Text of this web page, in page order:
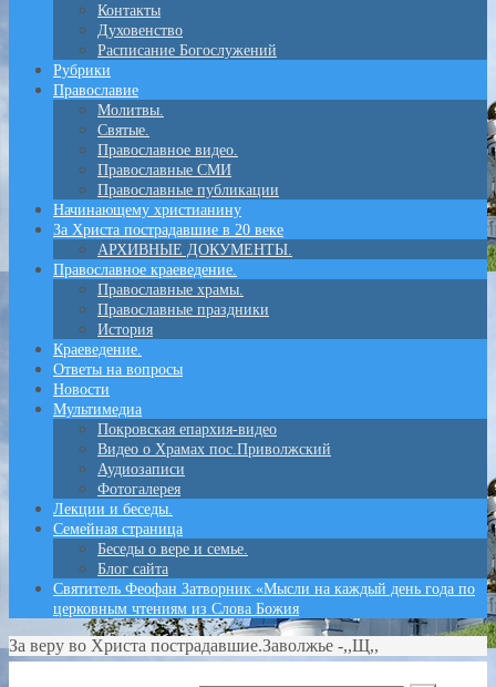
Контакты
Духовенство
Расписание Богослужений
Рубрики
Православие
Молитвы.
Святые.
Православное видео.
Православные СМИ
Православные публикации
Начинающему христианину
За Христа пострадавшие в 20 веке
АРХИВНЫЕ ДОКУМЕНТЫ.
Православное краеведение.
Православные храмы.
Православные праздники
История
Краеведение.
Ответы на вопросы
Новости
Мультимедиа
Покровская епархия-видео
Видео о Храмах пос.Приволжский
Аудиозаписи
Фотогалерея
Лекции и беседы.
Семейная страница
Беседы о вере и семье.
Блог сайта
Святитель Феофан Затворник «Мысли на каждый день года по
церковным чтениям из Слова Божия
За веру во Христа пострадавшие.Заволжье -,,Щ,,